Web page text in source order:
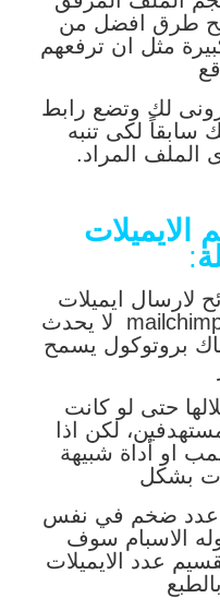
طرق افضل من
مثل ان ترفعهم
لك وتضع رابط
سابقاً لكى تنبه
الملف المراد.
الايميلات
:
لارسال ايميلات
بدون أداة، أدوات مثل الmailchimp لا يحدث
بروتوكول يسمح
حتى لو كانت
لكن اذا
او أداة شبيهة
بشكل
عدد ضخم في نفس
الاسبام سوف
عدد الايميلات